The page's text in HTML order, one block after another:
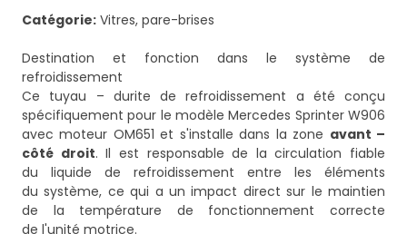
Catégorie: Vitres, pare-brises
Destination et fonction dans le système de
refroidissement
Ce tuyau – durite de refroidissement a été conçu
spécifiquement pour le modèle Mercedes Sprinter W906
avec moteur OM651 et s'installe dans la zone avant –
côté droit. Il est responsable de la circulation fiable
du liquide de refroidissement entre les éléments
du système, ce qui a un impact direct sur le maintien
de la température de fonctionnement correcte
de l'unité motrice.